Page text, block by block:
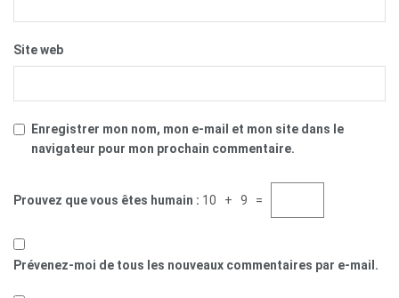
Site web
Enregistrer mon nom, mon e-mail et mon site dans le
navigateur pour mon prochain commentaire.
Prouvez que vous êtes humain : 10 + 9 =
Prévenez-moi de tous les nouveaux commentaires par e-mail.